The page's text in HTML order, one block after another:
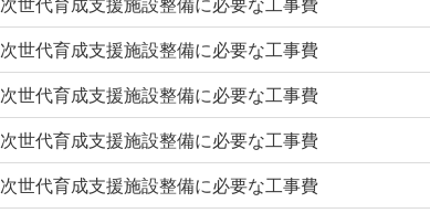
次世代育成支援施設整備に必要な工事費
次世代育成支援施設整備に必要な工事費
次世代育成支援施設整備に必要な工事費
次世代育成支援施設整備に必要な工事費
次世代育成支援施設整備に必要な工事費